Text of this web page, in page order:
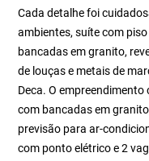
Cada detalhe foi
ambientes, suíte com
bancadas em granito,
de louças e metais de
Deca. O
com bancadas em
previsão para ar-
com ponto elétrico e 2